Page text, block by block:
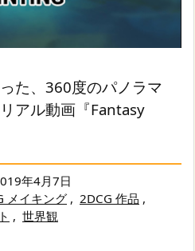
た、360度のパノラマ
アル動画『Fantasy
年4月7日
メイキング , 2DCG 作品 ,
, 世界観